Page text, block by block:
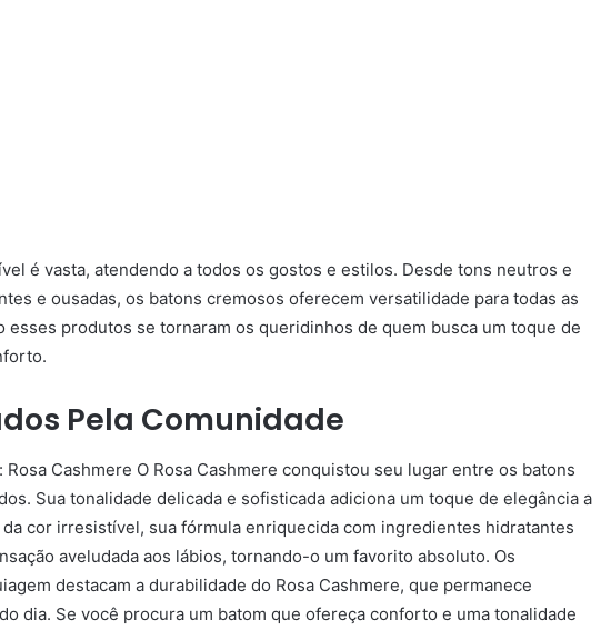
é vasta, atendendo a todos os gostos e estilos. Desde tons neutros e
e ousadas, os batons cremosos oferecem versatilidade para todas as
esses produtos se tornaram os queridinhos de quem busca um toque de
Pela Comunidade
Rosa Cashmere O Rosa Cashmere conquistou seu lugar entre os batons
Sua tonalidade delicada e sofisticada adiciona um toque de elegância a
cor irresistível, sua fórmula enriquecida com ingredientes hidratantes
aveludada aos lábios, tornando-o um favorito absoluto. Os
destacam a durabilidade do Rosa Cashmere, que permanece
dia. Se você procura um batom que ofereça conforto e uma tonalidade